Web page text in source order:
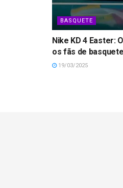
BASQUETE
Nike KD 4 Easter:
os fãs de basquete
19/03/2025